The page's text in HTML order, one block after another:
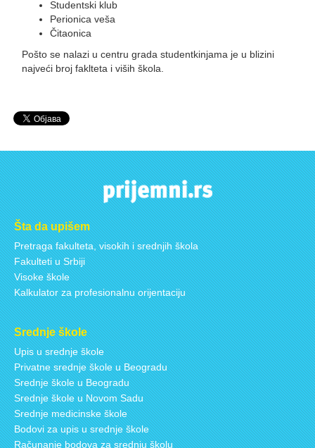
Studentski klub
Perionica veša
Čitaonica
Pošto se nalazi u centru grada studentkinjama je u blizini
najveći broj faklteta i viših škola.
Šta da upišem
Pretraga fakulteta, visokih i srednjih škola
Fakulteti u Srbiji
Visoke škole
Kalkulator za profesionalnu orijentaciju
Srednje škole
Upis u srednje škole
Privatne srednje škole u Beogradu
Srednje škole u Beogradu
Srednje škole u Novom Sadu
Srednje medicinske škole
Bodovi za upis u srednje škole
Računanje bodova za srednju školu